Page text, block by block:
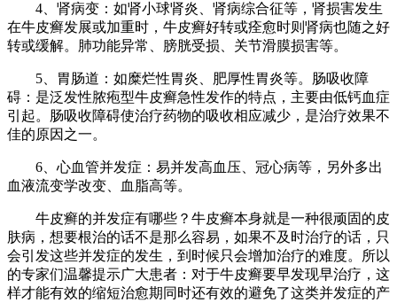
4、肾病变：如肾小球肾炎、肾病综合征等，肾损害发生
在牛皮癣发展或加重时，牛皮癣好转或痊愈时则肾病也随之好
转或缓解。肺功能异常、膀胱受损、关节滑膜损害等。
5、胃肠道：如糜烂性胃炎、肥厚性胃炎等。肠吸收障
碍：是泛发性脓疱型牛皮癣急性发作的特点，主要由低钙血症
引起。肠吸收障碍使治疗药物的吸收相应减少，是治疗效果不
佳的原因之一。
6、心血管并发症：易并发高血压、冠心病等，另外多出
血液流变学改变、血脂高等。
牛皮癣的并发症有哪些？牛皮癣本身就是一种很顽固的皮
肤病，想要根治的话不是那么容易，如果不及时治疗的话，只
会引发这些并发症的发生，到时候只会增加治疗的难度。所以
的专家们温馨提示广大患者：对于牛皮癣要早发现早治疗，这
样才能有效的缩短治愈期同时还有效的避免了这类并发症的产